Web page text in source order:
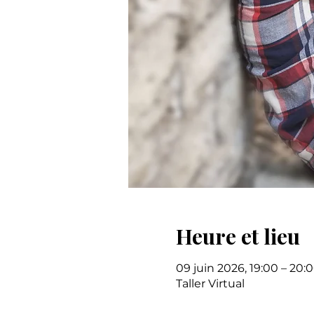
Heure et lieu
09 juin 2026, 19:00 –
Taller Virtual